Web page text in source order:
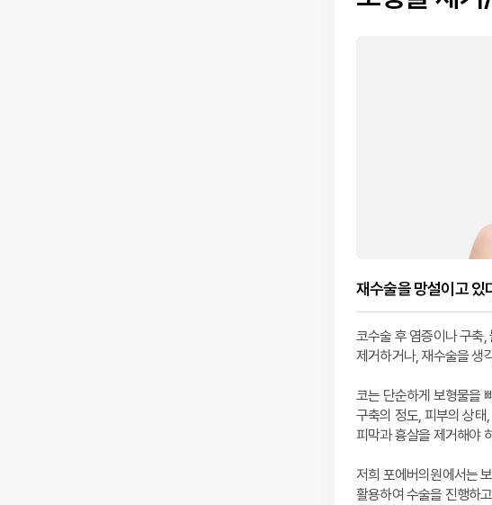
재수술을 망설이고 있
코수술 후 염증이나 구축
제거하거나, 재수술을 생
코는 단순하게 보형물을
구축의 정도, 피부의 상태
피막과 흉살을 제거해야
저희 포에버의원에서는
활용하여 수술을 진행하